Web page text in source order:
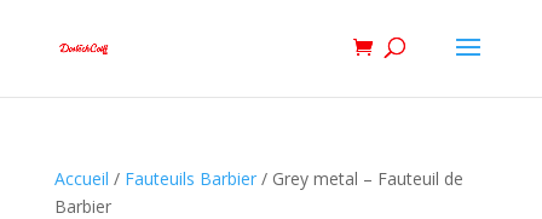
Accueil / Fauteuils Barbier/ Grey metal – Fauteuil de
Barbier